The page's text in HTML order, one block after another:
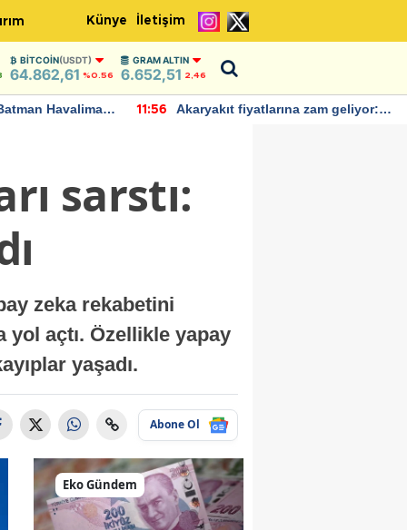
Künye İletişim
BITCOIN(USDT)
64.862,61 %0.56
GRAM ALTIN
6.652,51 2,46
Havalimanı
11:56
Akaryakıt fiyatlarına zam geliyor:
sarstı:
zeka rekabetini
açtı. Özellikle yapay
yaşadı.
Abone Ol
Eko Gündem